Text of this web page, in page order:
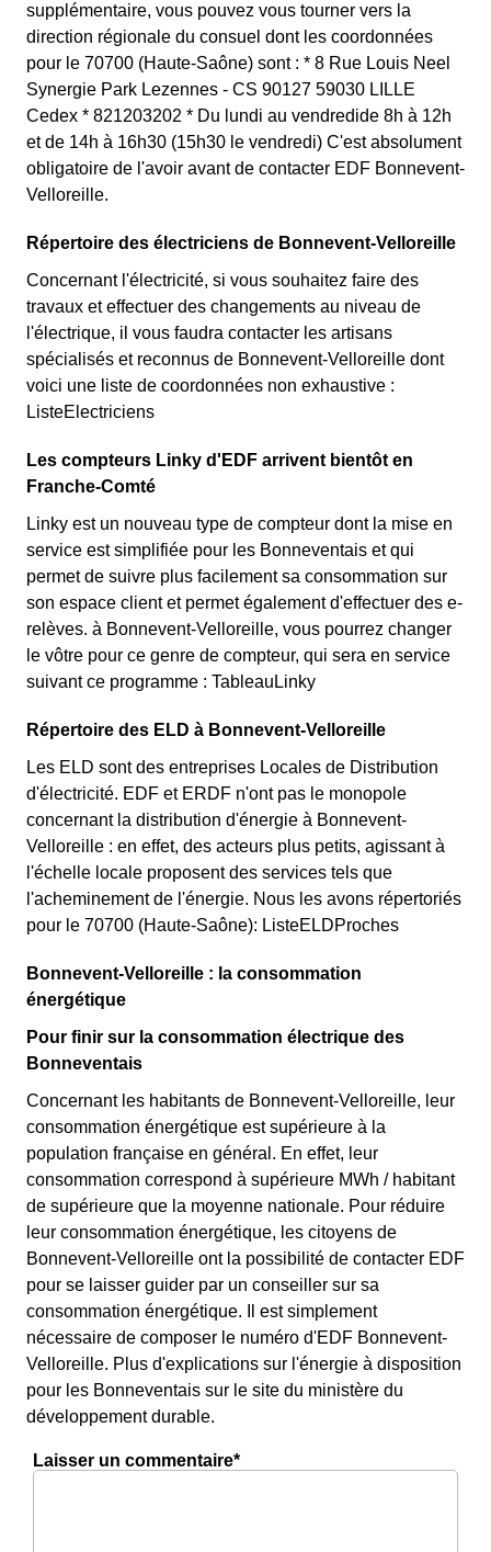
supplémentaire, vous pouvez vous tourner vers la
direction régionale du consuel dont les coordonnées
pour le 70700 (Haute-Saône) sont : * 8 Rue Louis Neel
Synergie Park Lezennes - CS 90127 59030 LILLE
Cedex * 821203202 * Du lundi au vendredide 8h à 12h
et de 14h à 16h30 (15h30 le vendredi) C'est absolument
obligatoire de l'avoir avant de contacter EDF Bonnevent-
Velloreille.
Répertoire des électriciens de Bonnevent-Velloreille
Concernant l'électricité, si vous souhaitez faire des
travaux et effectuer des changements au niveau de
l'électrique, il vous faudra contacter les artisans
spécialisés et reconnus de Bonnevent-Velloreille dont
voici une liste de coordonnées non exhaustive :
ListeElectriciens
Les compteurs Linky d'EDF arrivent bientôt en
Franche-Comté
Linky est un nouveau type de compteur dont la mise en
service est simplifiée pour les Bonneventais et qui
permet de suivre plus facilement sa consommation sur
son espace client et permet également d'effectuer des e-
relèves. à Bonnevent-Velloreille, vous pourrez changer
le vôtre pour ce genre de compteur, qui sera en service
suivant ce programme : TableauLinky
Répertoire des ELD à Bonnevent-Velloreille
Les ELD sont des entreprises Locales de Distribution
d'électricité. EDF et ERDF n'ont pas le monopole
concernant la distribution d'énergie à Bonnevent-
Velloreille : en effet, des acteurs plus petits, agissant à
l'échelle locale proposent des services tels que
l'acheminement de l'énergie. Nous les avons répertoriés
pour le 70700 (Haute-Saône): ListeELDProches
Bonnevent-Velloreille : la consommation
énergétique
Pour finir sur la consommation électrique des
Bonneventais
Concernant les habitants de Bonnevent-Velloreille, leur
consommation énergétique est supérieure à la
population française en général. En effet, leur
consommation correspond à supérieure MWh / habitant
de supérieure que la moyenne nationale. Pour réduire
leur consommation énergétique, les citoyens de
Bonnevent-Velloreille ont la possibilité de contacter EDF
pour se laisser guider par un conseiller sur sa
consommation énergétique. Il est simplement
nécessaire de composer le numéro d'EDF Bonnevent-
Velloreille. Plus d'explications sur l'énergie à disposition
pour les Bonneventais sur le site du ministère du
développement durable.
Laisser un commentaire*